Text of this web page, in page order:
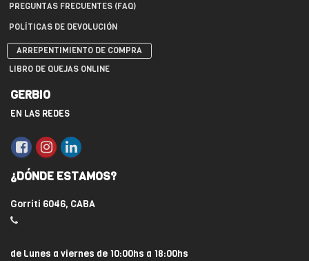
PREGUNTAS FRECUENTES (FAQ)
POLÍTICAS DE DEVOLUCIÓN
ARREPENTIMIENTO DE COMPRA
LIBRO DE QUEJAS ONLINE
GERBIO
EN LAS REDES
¿DÓNDE ESTAMOS?
Gorriti 6046, CABA
de Lunes a viernes de 10:00hs a 18:00hs